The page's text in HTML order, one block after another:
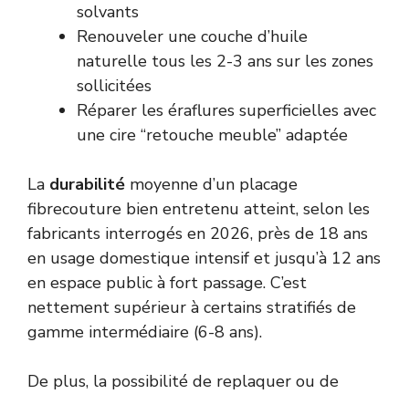
solvants
Renouveler une couche d’huile
naturelle tous les 2-3 ans sur les zones
sollicitées
Réparer les éraflures superficielles avec
une cire “retouche meuble” adaptée
La durabilité moyenne d’un placage
fibrecouture bien entretenu atteint, selon les
fabricants interrogés en 2026, près de 18 ans
en usage domestique intensif et jusqu’à 12 ans
en espace public à fort passage. C’est
nettement supérieur à certains stratifiés de
gamme intermédiaire (6-8 ans).
De plus, la possibilité de replaquer ou de